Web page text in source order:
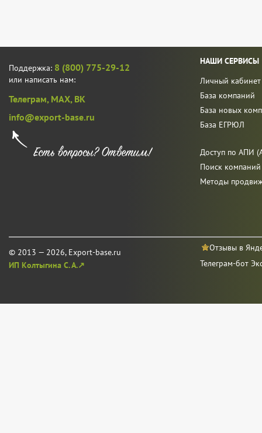
Поддержка: 8 (800) 775-29-12
или написать нам:
Телеграм, MAX, ВК
info@export-base.ru
© 2013 — 2026, Export-base.ru
ИП Колтыгина С. А.↗
НАШИ СЕРВИСЫ
Личный кабинет
База компаний
База новых
База ЕГРЮЛ
Доступ по АПИ
Поиск
Методы
Отзывы в
Телеграм-бот